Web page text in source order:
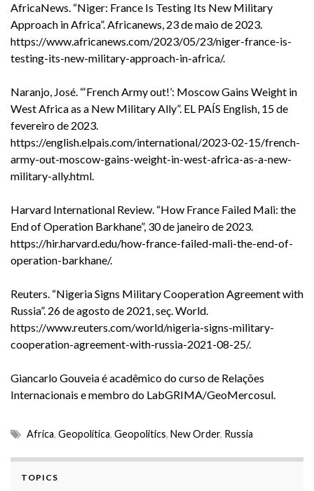
AfricaNews. “Niger: France Is Testing Its New Military
Approach in Africa”. Africanews, 23 de maio de 2023.
https://www.africanews.com/2023/05/23/niger-france-is-
testing-its-new-military-approach-in-africa/.
Naranjo, José. “‘French Army out!’: Moscow Gains Weight in
West Africa as a New Military Ally”. EL PAÍS English, 15 de
fevereiro de 2023.
https://english.elpais.com/international/2023-02-15/french-
army-out-moscow-gains-weight-in-west-africa-as-a-new-
military-ally.html.
Harvard International Review. “How France Failed Mali: the
End of Operation Barkhane”, 30 de janeiro de 2023.
https://hir.harvard.edu/how-france-failed-mali-the-end-of-
operation-barkhane/.
Reuters. “Nigeria Signs Military Cooperation Agreement with
Russia”. 26 de agosto de 2021, seç. World.
https://www.reuters.com/world/nigeria-signs-military-
cooperation-agreement-with-russia-2021-08-25/.
Giancarlo Gouveia é acadêmico do curso de Relações
Internacionais e membro do LabGRIMA/GeoMercosul.
Africa, Geopolítica, Geopolitics, New Order, Russia
TOPICS